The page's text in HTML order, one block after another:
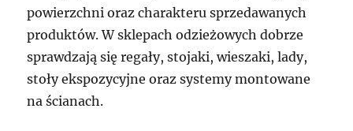
powierzchni oraz charakteru sprzedawanych
produktów. W sklepach odzieżowych dobrze
sprawdzają się regały, stojaki, wieszaki, lady,
stoły ekspozycyjne oraz systemy montowane
na ścianach.